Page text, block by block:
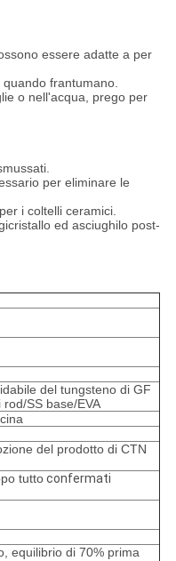
essere adatte a per
frantumano.
o nell'acqua, prego per
per eliminare le
i coltelli ceramici.
ed asciughilo post-
del tungsteno di GF
SS base/EVA
del prodotto di CTN
tuttoconfermati
equilibrio di 70% prima